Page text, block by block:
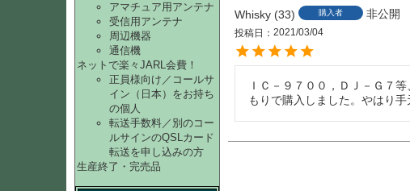
アマチュア用アンテナ
受信用アンテナ
周辺機器
通信機
ネットで楽々JARL会費！
正員様向け／コールサ
イン（日本）をお持ち
の個人
転送手数料／別のコー
ルサインのQSLカード
転送を申し込みの方
生産終了・完売品
Whisky 33 購入者 非公開
投稿日 2021/03/04
ＩＣ－９７００，ＤＪ－Ｇ７
もりで購入しました。やはり手